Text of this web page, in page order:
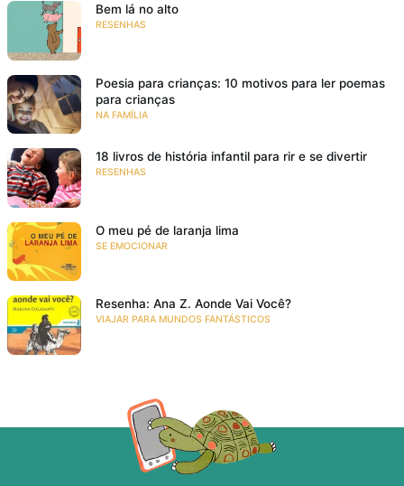
Bem lá no alto
RESENHAS
Poesia para crianças: 10 motivos para ler poemas
para crianças
NA FAMÍLIA
18 livros de história infantil para rir e se divertir
RESENHAS
O meu pé de laranja lima
SE EMOCIONAR
Resenha: Ana Z. Aonde Vai Você?
VIAJAR PARA MUNDOS FANTÁSTICOS